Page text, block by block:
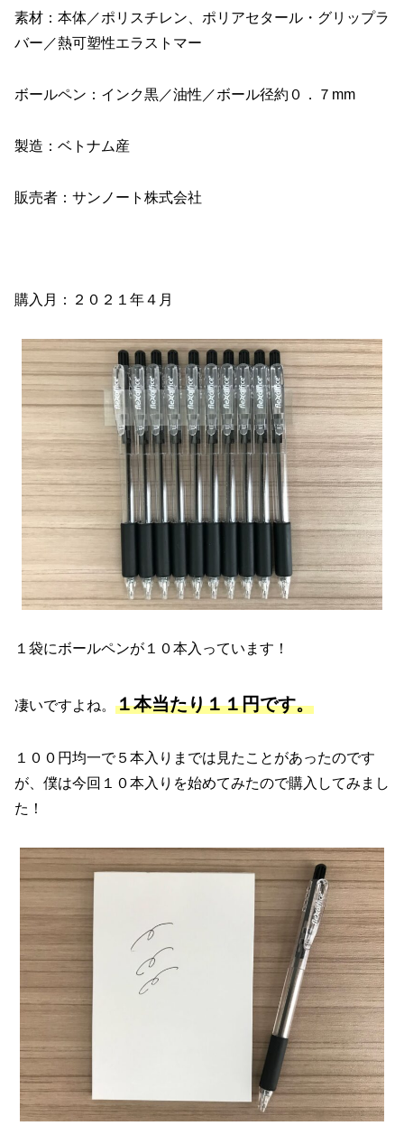
素材：本体／ポリスチレン、ポリアセタール・グリップラ
バー／熱可塑性エラストマー
ボールペン：インク黒／油性／ボール径約０．７mm
製造：ベトナム産
販売者：サンノート株式会社
購入月：２０２１年４月
１袋にボールペンが１０本入っています！
凄いですよね。 １本当たり１１円です。
１００円均一で５本入りまでは見たことがあったのです
が、僕は今回１０本入りを始めてみたので購入してみまし
た！